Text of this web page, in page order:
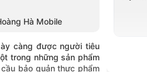
Hà Mobile
càng được người tiêu
trong những sản phẩm
bảo quản thực phẩm